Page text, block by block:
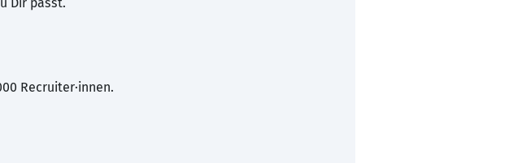
Recruiter·innen.